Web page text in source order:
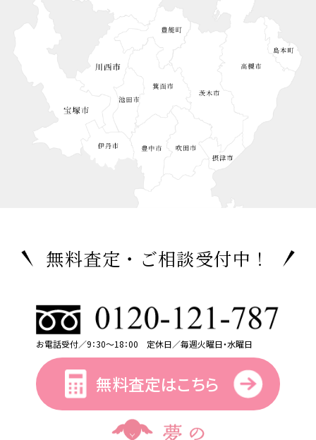
無料査定・ご相談受付中！
お電話受付／9：30～18：00 定休日／毎週火曜日・水曜日
無料査定はこちら